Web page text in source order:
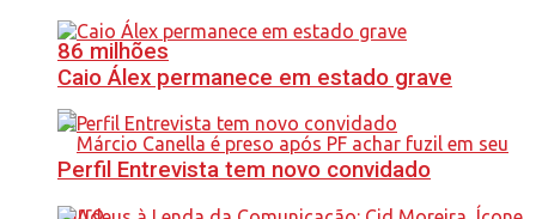
86 milhões
Caio Álex permanece em estado grave
Perfil Entrevista tem novo convidado